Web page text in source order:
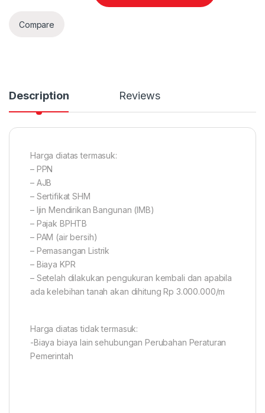
Compare
Description Reviews
Harga diatas termasuk:
– PPN
– AJB
– Sertifikat SHM
– Ijin Mendirikan Bangunan (IMB)
– Pajak BPHTB
– PAM (air bersih)
– Pemasangan Listrik
– Biaya KPR
– Setelah dilakukan pengukuran kembali dan apabila
ada kelebihan tanah akan dihitung Rp 3.000.000/m
Harga diatas tidak termasuk:
-Biaya biaya lain sehubungan Perubahan Peraturan
Pemerintah